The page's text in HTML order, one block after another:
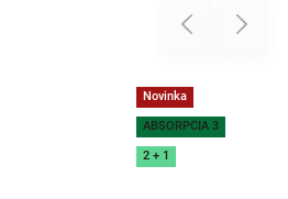
Previous
Novinka
ABSORPCIA 3
2 + 1
Next